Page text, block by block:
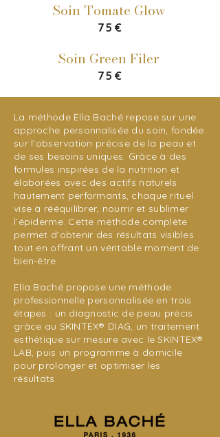
Soin Tomate Glow
75 €
Soin Green Filer
75 €
La méthode Ella Baché repose sur une
approche personnalisée du soin, fondée
sur l’observation précise de la peau et
de ses besoins uniques. Grâce à des
formules inspirées de la nutrition et
élaborées avec des actifs naturels
hautement performants, chaque rituel
vise à rééquilibrer, nourrir et sublimer
l’épiderme. Cette méthode complète
permet d’obtenir des résultats visibles
tout en offrant un véritable moment de
bien-être.
Ella Baché propose une méthode
professionnelle personnalisée en trois
étapes : un diagnostic de peau précis
grâce au SKINTEX® DIAG, un traitement
esthétique sur mesure avec le SKINTEX®
LAB, puis un programme à domicile
pour prolonger et optimiser les
résultats.